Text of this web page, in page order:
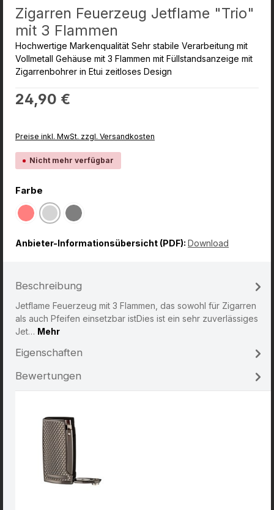
Durchschnittliche Bewertung von 0 von 5 Sternen
Zigarren Feuerzeug Jetflame "Trio"
mit 3 Flammen
Hochwertige Markenqualität Sehr stabile Verarbeitung mit
Vollmetall Gehäuse mit 3 Flammen mit Füllstandsanzeige mit
Zigarrenbohrer in Etui zeitloses Design
Regulärer Preis:
24,90 €
Preise inkl. MwSt. zzgl. Versandkosten
Nicht mehr verfügbar
Farbe
Rot
(Diese Option ist zurzeit nicht verfügbar.)
Dunkles Silber
(Diese Option ist zurzeit nicht verfügbar.)
Schwarz
(Diese Option ist zurzeit nicht verfügbar.)
Anbieter-Informationsübersicht (PDF): Download
Beschreibung
Jetflame Feuerzeug mit 3 Flammen, das sowohl für Zigarren
als auch Pfeifen einsetzbar istDies ist ein sehr zuverlässiges
Jet… Mehr
Eigenschaften
Bewertungen